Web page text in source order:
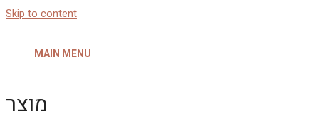
Skip to content
MAIN MENU
מוצר